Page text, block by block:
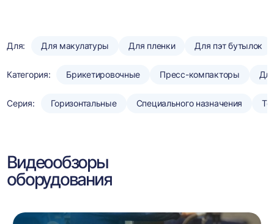
Для: Для макулатуры Для пленки Для пэт бутылок
Категория: Брикетировочные Пресс-компакторы
Серия: Горизонтальные Специального назначения
Видеообзоры
оборудования